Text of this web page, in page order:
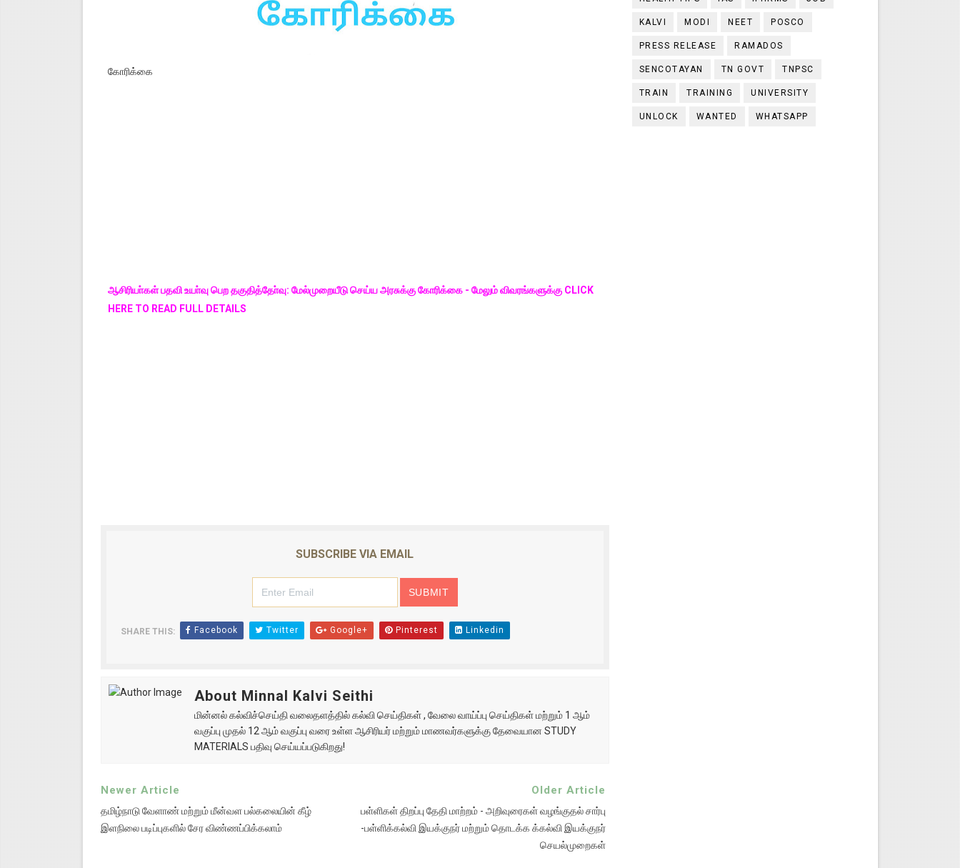
கோரிக்கை
ஆசிரியா்கள் பதவி உயா்வு பெற தகுதித்தோ்வு: மேல்முறையீடு செய்ய அரசுக்கு கோரிக்கை - மேலும் விவரங்களுக்கு CLICK
HERE TO READ FULL DETAILS
SUBSCRIBE VIA EMAIL
SHARE THIS: Facebook Twitter Google+ Pinterest Linkedin
About Minnal Kalvi Seithi
மின்னல் கல்விச்செய்தி வலைதளத்தில் கல்வி செய்திகள் , வேலை வாய்ப்பு செய்திகள் மற்றும் 1 ஆம்
வகுப்பு முதல் 12 ஆம் வகுப்பு வரை உள்ள ஆசிரியர் மற்றும் மாணவர்களுக்கு தேவையான STUDY
MATERIALS பதிவு செய்யப்படுகிறது!
Newer Article
தமிழ்நாடு வேளாண் மற்றும் மீன்வள பல்கலையின் கீழ்
இளநிலை படிப்புகளில் சேர விண்ணப்பிக்கலாம்
Older Article
பள்ளிகள் திறப்பு தேதி மாற்றம் - அறிவுரைகள் வழங்குதல் சார்பு
-பள்ளிக்கல்வி இயக்குநர் மற்றும் தொடக்க க்கல்வி இயக்குநர்
செயல்முறைகள்
KALVI MODI NEET POSCO
PRESS RELEASE RAMADOS
SENCOTAYAN TN GOVT TNPSC
TRAIN TRAINING UNIVERSITY
UNLOCK WANTED WHATSAPP